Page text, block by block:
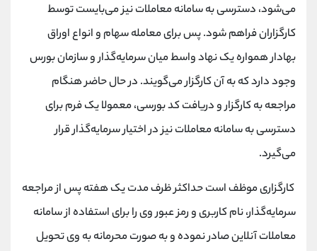
می‌شود، دسترسی به سامانه معاملات نیز می‌بایست توسط
کارگزاران فراهم شود. پس برای معامله سهام و انواع اوراق
بهادار همواره یک نهاد واسط میان سرمایه‌گذار و سازمان بورس
وجود دارد که به آن کارگزار می‌گویند. در حال حاضر هنگام
مراجعه به کارگزار و دریافت کد بورسی، معمولا یک فرم برای
دسترسی به سامانه معاملات نیز در اختیار سرمایه‌گذار قرار
می‌گیرد.
کارگزاری موظف است حداکثر ظرف مدت یک هفته پس از مراجعه
سرمایه‌گذار، نام کاربری و رمز عبور وی را برای استفاده از سامانه
معاملات آنلاین صادر نموده و به صورت محرمانه به وی تحویل